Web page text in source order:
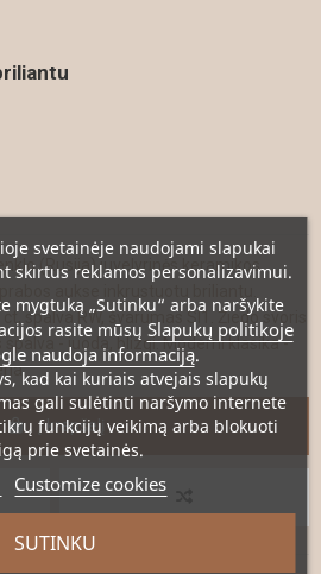
(Rusija) juvelyrinės keramikos
spalva RW, švarumas SI1. Žiedo svoris
- juoda, blizgi. Moderni klasika -
Į krepšelį
svetainėje naudojami slapukai
skirtus reklamos personalizavimui.
mygtuką „Sutinku“ arba naršykite
rasite mūsų Slapukų politikoje
naudoja informaciją.
, kad kai kuriais atvejais slapukų
gali sulėtinti naršymo internete
funkcijų veikimą arba blokuoti
prie svetainės.
Customize cookies
SUTINKU